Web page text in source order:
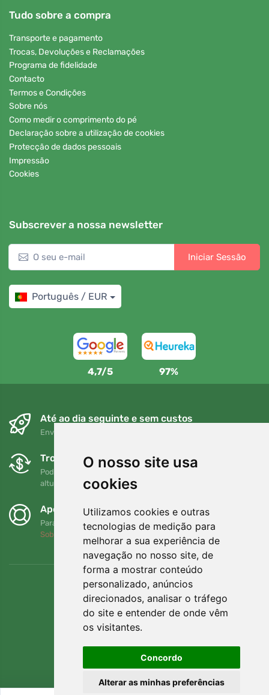
O nosso site usa
cookies
Utilizamos cookies e outras
tecnologias de medição para
melhorar a sua experiência de
navegação no nosso site, de
forma a mostrar conteúdo
personalizado, anúncios
direcionados, analisar o tráfego
do site e entender de onde vêm
os visitantes.
Concordo
Alterar as minhas preferências
Tudo sobre a compra
Transporte e pagamento
Trocas, Devoluções e Reclamações
Programa de fidelidade
Contacto
Termos e Condições
Sobre nós
Como medir o comprimento do pé
Declaração sobre a utilização de cookies
Protecção de dados pessoais
Impressão
Cookies
Subscrever a nossa newsletter
Iniciar Sessão
Português / EUR
4,7/5 97%
Até ao dia seguinte e sem custos
Envio gratuito para encomendas superiores a 80 EUR
Trocas e devoluções gratuitas
Pode devolver ou trocar a sua encomenda em qualquer
altura no prazo de 90 dias
Apoiamos a Trees.org
Para cada encomenda plantamos uma árvore! Leia mais
Sobre nós